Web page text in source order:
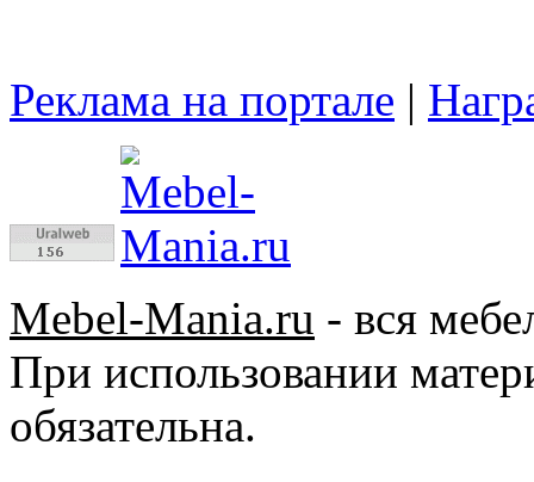
Реклама на портале |
Mebel-Mania.ru - вся
При использовании
обязательна.